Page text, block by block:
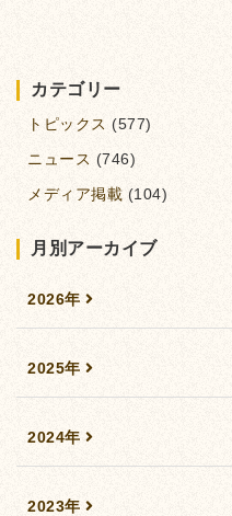
カテゴリー
トピックス (577)
ニュース (746)
メディア掲載 (104)
月別アーカイブ
2026年
2025年
2024年
2023年